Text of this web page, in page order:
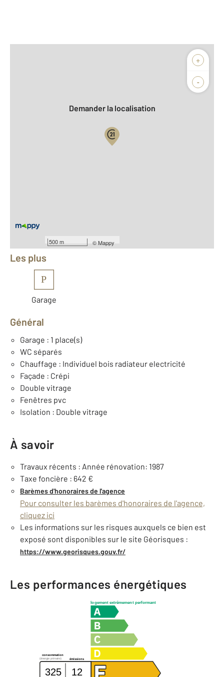
+
-
500 m ©Mappy
Biens vendus
Demander la localisation
Équipements
Les plus
P
Garage
Général
Garage : 1 place(s)
WC séparés
Chauffage : Individuel bois radiateur electricité
Façade : Crépi
Double vitrage
Fenêtres pvc
Isolation : Double vitrage
À savoir
Travaux récents : Année rénovation: 1987
Taxe foncière : 642 €
Barèmes d'honoraires de l'agence
Pour consulter les barèmes d'honoraires de l'agence,
cliquez ici
Les informations sur les risques auxquels ce bien est
exposé sont disponibles sur le site Géorisques :
https://www.georisques.gouv.fr/
Les performances énergétiques
logement extrêmement performant
consommation
émissions
(énergie primaire)
325 12